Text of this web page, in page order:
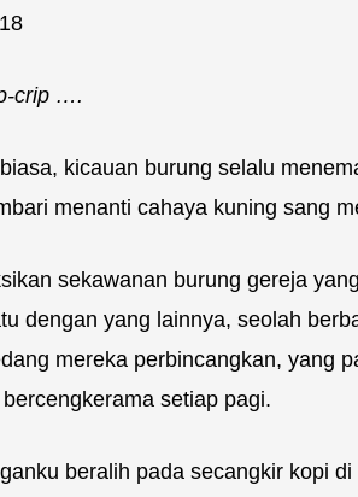
crip ….
kicauan burung selalu
menanti cahaya kuning sang
sekawanan burung gereja
dengan yang lainnya, seolah
mereka perbincangkan, yang
setiap pagi.
beralih pada secangkir kopi